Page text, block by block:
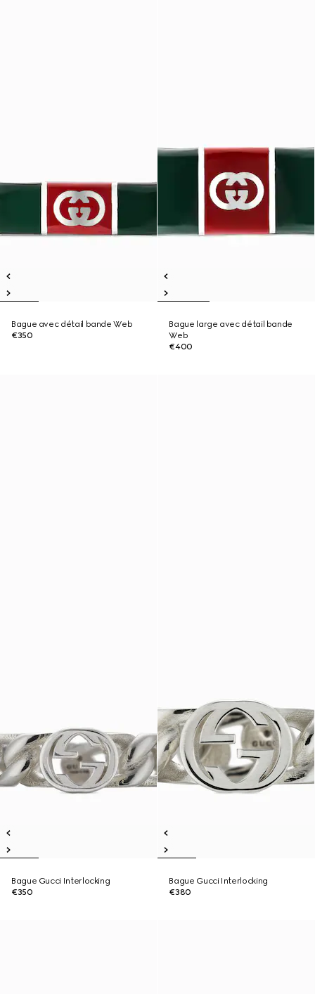
Bague avec détail bande Web
€350
Bague large avec détail bande
Web
€400
Bague Gucci Interlocking
€350
Bague Gucci Interlocking
€380